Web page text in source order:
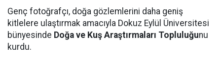
Genç fotoğrafçı, doğa gözlemlerini daha geniş
kitlelere ulaştırmak amacıyla Dokuz Eylül Üniversitesi
bünyesinde Doğa ve Kuş Araştırmaları Topluluğunu
kurdu.